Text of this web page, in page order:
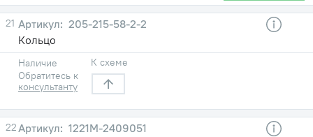
21
205-215-58-2-2
Кольцо
Наличие
Обратитесь к
консультанту
К схеме
22
1221М-2409051